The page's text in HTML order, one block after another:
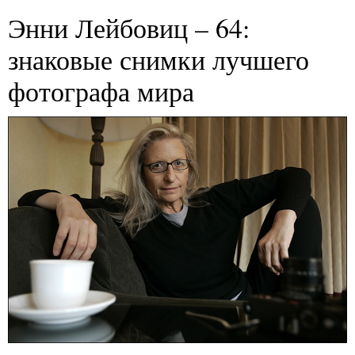
Энни Лейбовиц – 64:
знаковые снимки лучшего
фотографа мира